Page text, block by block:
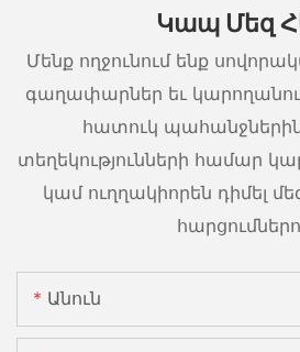
Կապ Մեզ
Մենք ողջունում ենք
գաղափարներ եւ
հատուկ
տեղեկությունների համար
կամ ուղղակիորեն դիմել
Անուն